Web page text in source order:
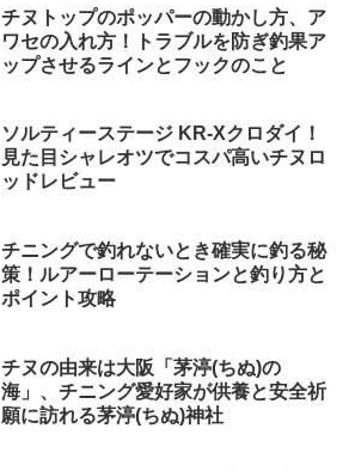
チヌトップのポッパーの動かし方、ア
ワセの入れ方！トラブルを防ぎ釣果ア
ップさせるラインとフックのこと
ソルティーステージ KR-Xクロダイ！
見た目シャレオツでコスパ高いチヌロ
ッドレビュー
チニングで釣れないとき確実に釣る秘
策！ルアーローテーションと釣り方と
ポイント攻略
チヌの由来は大阪「茅渟(ちぬ)の
海」、チニング愛好家が供養と安全祈
願に訪れる茅渟(ちぬ)神社